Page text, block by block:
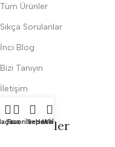
Tüm Ürünler
Sıkça Sorulanlar
İnci Blog
Bizi Tanıyın
İletişim
Sözleşmeler
FavorilerSepetHesabım
Whatsapp